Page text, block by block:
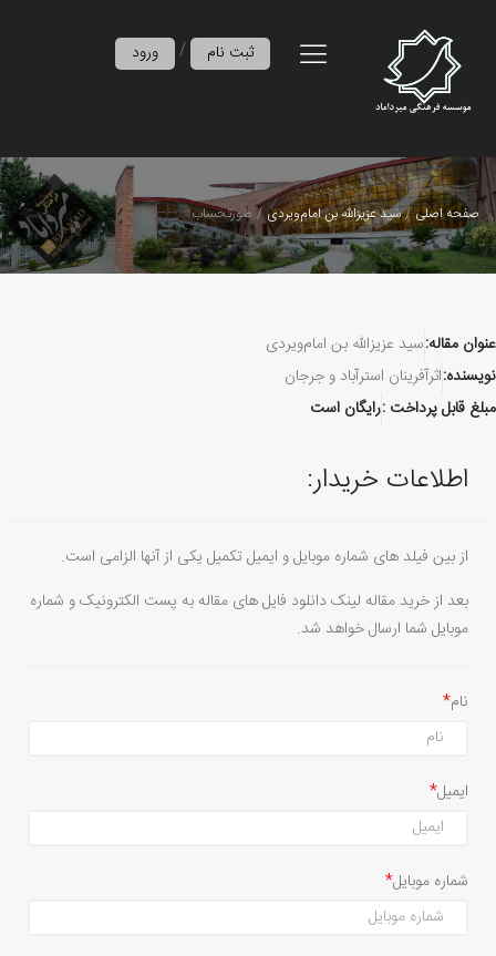
ورود / ثبت نام
صفحه اصلی سید عزیزالله بن امام‌ویردی صورتحساب
عنوان مقاله:سید عزیزالله بن امام‌ویردی
نویسنده:اثرآفرينان استرآباد و جرجان
مبلغ قابل پرداخت :رایگان است
اطلاعات خریدار:
از بین فیلد های شماره موبایل و ایمیل تکمیل یکی از آنها الزامی است.
بعد از خرید مقاله لینک دانلود فایل های مقاله به پست الکترونیک و شماره
موبایل شما ارسال خواهد شد.
نام
ایمیل
شماره موبایل